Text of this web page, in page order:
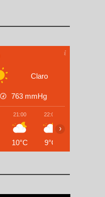
Claro
763 mmHg
21:00
10°C
22:00
9°C
›